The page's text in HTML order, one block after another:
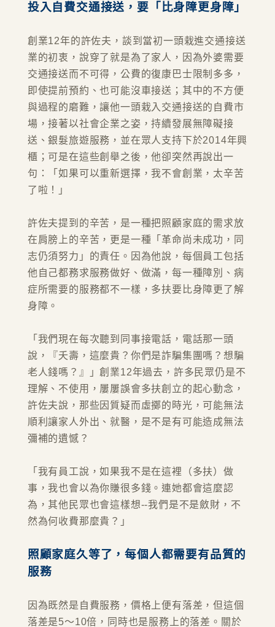
投入自費交通接送，要「比身障更身障」
創業12年的許佐夫，談到當初一頭栽進交通接送
業的初衷，說穿了就是為了家人，因為外婆需要
交通接送而不可得，公費的復康巴士限制多多，
即使提前預約、也可能沒車接送；其中的不方便
與過程的磨難，讓他一頭栽入交通接送的自費市
場，接著以社會企業之姿，持續發展無障礙接
送、銀髮旅遊服務，並在眾人支持下於2014年興
櫃；可是在這些創舉之後，他卻突然再說出一
句：「如果可以重新選擇，我不會創業，太辛苦
了啦！」
許佐夫提到的辛苦，是一種把照顧家庭的需求放
在肩膀上的辛苦，更是一種「革命尚未成功，同
志仍須努力」的責任。因為他說，每個員工包括
他自己都務求服務做好、做滿，每一種障別、病
症所需要的服務都不一樣，多扶要比身障更了解
身障。
「我們現在每次聽到同事接電話，電話那一頭
說，『夭壽，這麼貴？你們是詐騙集團嗎？想騙
老人錢嗎？』」創業12年過去，許多民眾仍是不
理解、不使用，屢屢誤會多扶創立的起心動念，
許佐夫說，那些因質疑而虛擲的時光，可能無法
順利讓家人外出、就醫，是不是有可能造成無法
彌補的遺憾？
「我有員工說，如果我不是在這裡（多扶）做
事，我也會以為你賺很多錢。連她都會這麼認
為，其他民眾也會這樣想--我們是不是斂財，不
然為何收費那麼貴？」
照顧家庭久等了，每個人都需要有品質的
服務
因為既然是自費服務，價格上便有落差，但這個
落差是5～10倍，同時也是服務上的落差。關於